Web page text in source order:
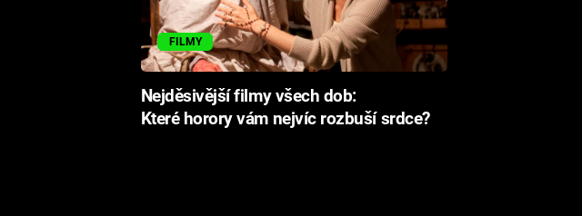
FILMY
Nejděsivější filmy všech dob:
Které horory vám nejvíc rozbuší srdce?